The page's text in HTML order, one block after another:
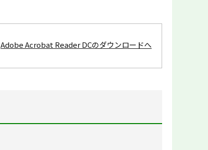
Adobe Acrobat Reader DCのダウンロードへ